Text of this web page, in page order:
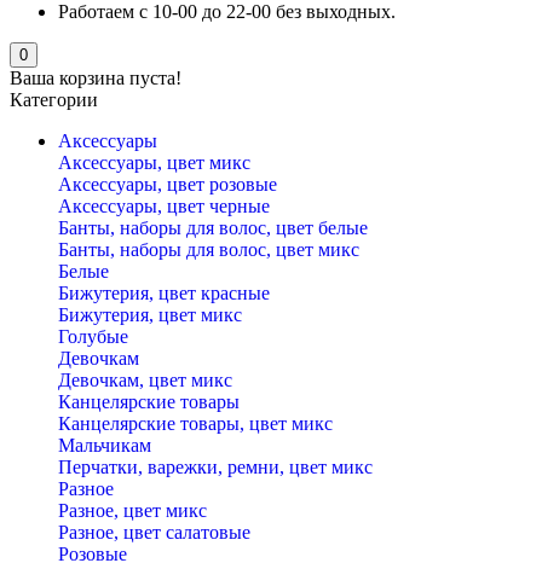
Работаем с 10-00 до 22-00 без выходных.
0
Ваша корзина пуста!
Категории
Аксессуары
Аксессуары, цвет микс
Аксессуары, цвет розовые
Аксессуары, цвет черные
Банты, наборы для волос, цвет белые
Банты, наборы для волос, цвет микс
Белые
Бижутерия, цвет красные
Бижутерия, цвет микс
Голубые
Девочкам
Девочкам, цвет микс
Канцелярские товары
Канцелярские товары, цвет микс
Мальчикам
Перчатки, варежки, ремни, цвет микс
Разное
Разное, цвет микс
Разное, цвет салатовые
Розовые